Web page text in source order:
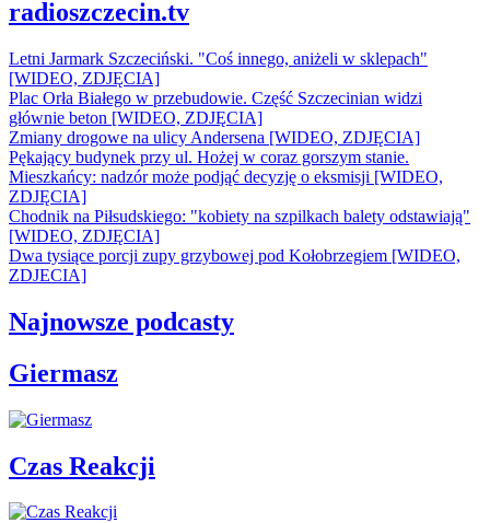
radioszczecin.tv
Letni Jarmark Szczeciński. "Coś innego, aniżeli w sklepach"
[WIDEO, ZDJĘCIA]
Plac Orła Białego w przebudowie. Część Szczecinian widzi
głównie beton [WIDEO, ZDJĘCIA]
Zmiany drogowe na ulicy Andersena [WIDEO, ZDJĘCIA]
Pękający budynek przy ul. Hożej w coraz gorszym stanie.
Mieszkańcy: nadzór może podjąć decyzję o eksmisji [WIDEO,
ZDJĘCIA]
Chodnik na Piłsudskiego: "kobiety na szpilkach balety odstawiają"
[WIDEO, ZDJĘCIA]
Dwa tysiące porcji zupy grzybowej pod Kołobrzegiem [WIDEO,
ZDJECIA]
Najnowsze podcasty
Giermasz
Czas Reakcji